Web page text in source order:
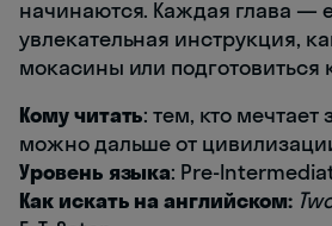
начинаются. Каждая глава —
увлекательная инструкция,
мокасины или подготовиться
Кому читать: тем, кто мечтает
можно дальше от
Уровень языка: Pre-
Как искать на английском: